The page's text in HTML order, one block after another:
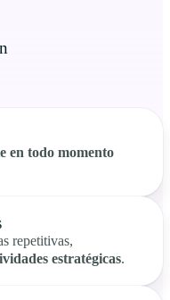
en todo momento
repetitivas,
estratégicas.